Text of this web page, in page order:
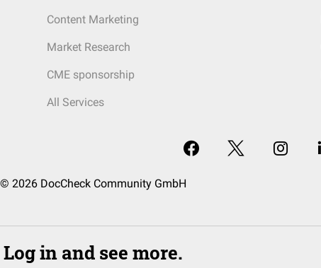
Content Marketing
Market Research
CME sponsorship
All Services
© 2026 DocCheck Community GmbH
Log in and see more.